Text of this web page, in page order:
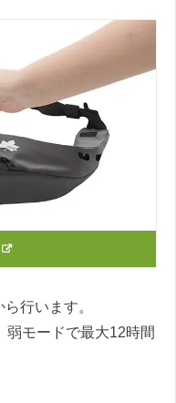
行います。
弱モードで最大12時間